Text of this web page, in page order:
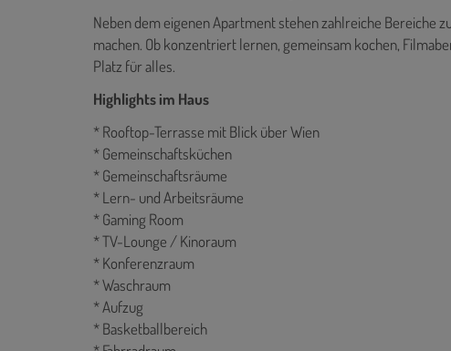
Neben dem eigenen Apartment stehen zahlreiche Bereiche
machen. Ob konzentriert lernen, gemeinsam kochen,
Platz für alles.
Highlights im Haus
* Rooftop-Terrasse mit Blick über Wien
* Gemeinschaftsküchen
* Gemeinschaftsräume
* Lern- und Arbeitsräume
* Gaming Room
* TV-Lounge / Kinoraum
* Konferenzraum
* Waschraum
* Aufzug
* Basketballbereich